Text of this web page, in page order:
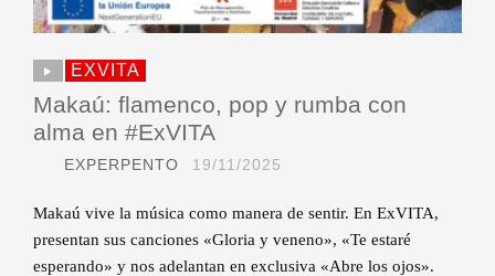
EXVITA
Makaú: flamenco, pop y rumba con
alma en #ExVITA
EXPERPENTO 19/11/2025
Makaú vive la música como manera de sentir. En ExVITA,
presentan sus canciones «Gloria y veneno», «Te estaré
esperando» y nos adelantan en exclusiva «Abre los ojos».